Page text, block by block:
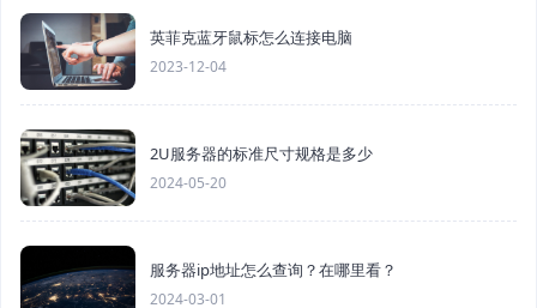
英菲克蓝牙鼠标怎么连接电脑
2023-12-04
2U服务器的标准尺寸规格是多少
2024-05-20
服务器ip地址怎么查询？在哪里看？
2024-03-01